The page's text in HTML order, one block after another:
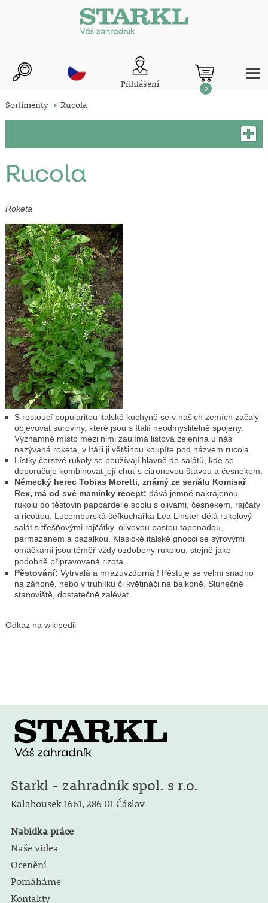
Přihlášení 0
Sortimenty Rucola
Rucola
Roketa
S rostoucí popularitou italské kuchyně se v našich zemích začaly
objevovat suroviny, které jsou s Itálií neodmyslitelně spojeny.
Významné místo mezi nimi zaujímá listová zelenina u nás
nazývaná roketa, v Itálii ji většinou koupíte pod názvem rucola.
Lístky čerstvé rukoly se používají hlavně do salátů, kde se
doporučuje kombinovat její chuť s citronovou šťávou a česnekem.
Německý herec Tobias Moretti, známý ze seriálu Komisař
Rex, má od své maminky recept: dává jemně nakrájenou
rukolu do těstovin pappardelle spolu s olivami, česnekem, rajčaty
a ricottou. Lucemburská šéfkuchařka Lea Linster dělá rukolový
salát s třešňovými rajčátky, olivovou pastou tapenadou,
parmazánem a bazalkou. Klasické italské gnocci se sýrovými
omáčkami jsou téměř vždy ozdobeny rukolou, stejně jako
podobně připravovaná rizota.
Pěstování: Vytrvalá a mrazuvzdorná ! Pěstuje se velmi snadno
na záhoně, nebo v truhlíku či květináči na balkoně. Slunečné
stanoviště, dostatečně zalévat.
Odkaz na wikipedii
Starkl - zahradník spol. s r.o.
Kalabousek 1661, 286 01 Čáslav
Nabídka práce
Naše videa
Ocenění
Pomáháme
Kontakty